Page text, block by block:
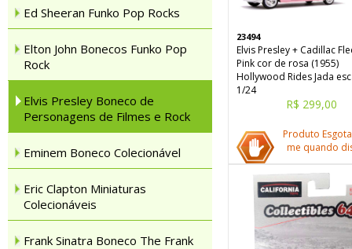
Ed Sheeran Funko Pop Rocks
Elton John Bonecos Funko Pop
Rock
Elvis Presley Boneco de
Personagens de Filmes e Rock
Eminem Boneco Colecionável
Eric Clapton Miniaturas
Colecionáveis
Frank Sinatra Boneco The Frank
23494
Elvis Presley + Cadillac
Pink cor de rosa (1955)
Hollywood Rides Jada
1/24
R$ 299,00
Produto
me quando